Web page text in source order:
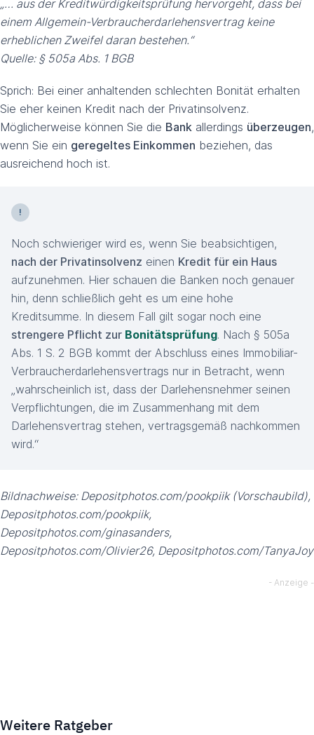
„… aus der Kreditwürdigkeitsprüfung hervorgeht, dass bei
einem Allgemein-Verbraucherdarlehensvertrag keine
erheblichen Zweifel daran bestehen.“
Quelle: § 505a Abs. 1 BGB
Sprich: Bei einer anhaltenden schlechten Bonität erhalten
Sie eher keinen Kredit nach der Privatinsolvenz.
Möglicherweise können Sie die Bank allerdings überzeugen,
wenn Sie ein geregeltes Einkommen beziehen, das
ausreichend hoch ist.
Noch schwieriger wird es, wenn Sie beabsichtigen,
nach der Privatinsolvenz einen Kredit für ein Haus
aufzunehmen. Hier schauen die Banken noch genauer
hin, denn schließlich geht es um eine hohe
Kreditsumme. In diesem Fall gilt sogar noch eine
strengere Pflicht zur Bonitätsprüfung. Nach § 505a
Abs. 1 S. 2 BGB kommt der Abschluss eines Immobiliar-
Verbraucherdarlehensvertrags nur in Betracht, wenn
„wahrscheinlich ist, dass der Darlehensnehmer seinen
Verpflichtungen, die im Zusammenhang mit dem
Darlehensvertrag stehen, vertragsgemäß nachkommen
wird.“
Bildnachweise: Depositphotos.com/pookpiik (Vorschaubild),
Depositphotos.com/pookpiik,
Depositphotos.com/ginasanders,
Depositphotos.com/Olivier26, Depositphotos.com/TanyaJoy
Weitere Ratgeber